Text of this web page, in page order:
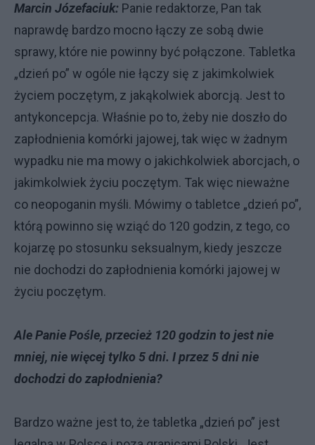
Marcin Józefaciuk: Panie redaktorze, Pan tak
naprawdę bardzo mocno łączy ze sobą dwie
sprawy, które nie powinny być połączone. Tabletka
„dzień po” w ogóle nie łączy się z jakimkolwiek
życiem poczętym, z jakąkolwiek aborcją. Jest to
antykoncepcja. Właśnie po to, żeby nie doszło do
zapłodnienia komórki jajowej, tak więc w żadnym
wypadku nie ma mowy o jakichkolwiek aborcjach, o
jakimkolwiek życiu poczętym. Tak więc nieważne
co neopoganin myśli. Mówimy o tabletce „dzień po”,
którą powinno się wziąć do 120 godzin, z tego, co
kojarzę po stosunku seksualnym, kiedy jeszcze
nie dochodzi do zapłodnienia komórki jajowej w
życiu poczętym.
Ale Panie Pośle, przecież 120 godzin to jest nie
mniej, nie więcej tylko 5 dni. I przez 5 dni nie
dochodzi do zapłodnienia?
Bardzo ważne jest to, że tabletka „dzień po” jest